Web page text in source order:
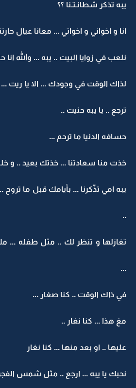
يبه تذكر شطانـتـنا ؟؟
انا و اخواني و اخواتي ... معانا عيال
نلعب في زوايا البيت .. يبه ... والله انا
لذاك الوقت في وجودك ... الا يا ريت ...
ترجع .. يا يبه حنيت ..
حسافه الدنيا ما ترحم ...
خذت منا سعادتنا ... خذتك بعيد .. و
يبه امي تذّكرنا ... بأيامك قبل ما تروح
..
تغازلها و تنظر لك .. مثل طفله ...
...
في ذاك الوقت .. كنا صغار ...
معَ هذا ... كنا نغار ..
عليها .. او بعد منها ... كنا نغار
نحبك يا يبه ... ارجع .. مثل شمس